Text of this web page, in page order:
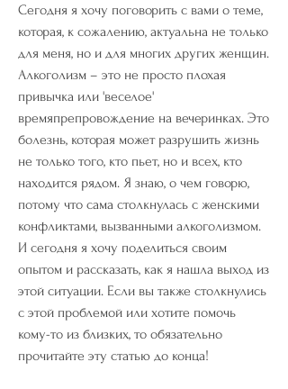
Сегодня я хочу поговорить с вами о теме,
которая, к сожалению, актуальна не только
для меня, но и для многих других женщин.
Алкоголизм – это не просто плохая
привычка или 'веселое'
времяпрепровождение на вечеринках. Это
болезнь, которая может разрушить жизнь
не только того, кто пьет, но и всех, кто
находится рядом. Я знаю, о чем говорю,
потому что сама столкнулась с женскими
конфликтами, вызванными алкоголизмом.
И сегодня я хочу поделиться своим
опытом и рассказать, как я нашла выход из
этой ситуации. Если вы также столкнулись
с этой проблемой или хотите помочь
кому-то из близких, то обязательно
прочитайте эту статью до конца!